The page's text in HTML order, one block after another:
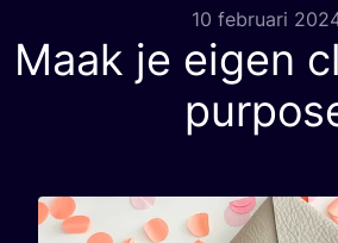
10 februari
Maak je eigen